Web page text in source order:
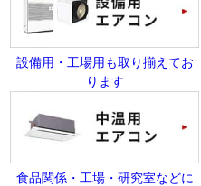
設備用・工場用も取り揃えてお
ります
食品関係・工場・研究室などに